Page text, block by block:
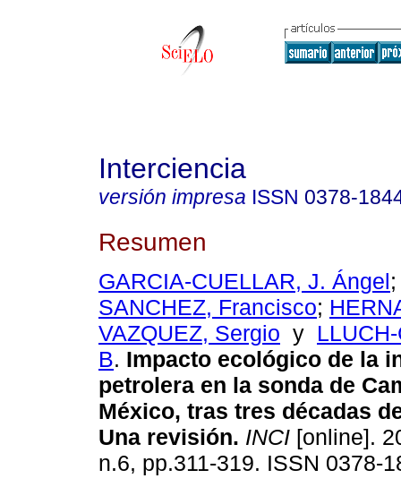
Interciencia
versión impresa ISSN 0378-
Resumen
GARCIA-CUELLAR, J. Ángel;
SANCHEZ, Francisco;
VAZQUEZ, Sergio y
B. Impacto ecológico de la
petrolera en la sonda de
México, tras tres décadas
Una revisión. INCI [online].
n.6, pp.311-319. ISSN 0378-